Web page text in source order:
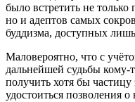
было встретить не только
но и адептов самых
буддизма, доступных
Маловероятно, что с
дальнейшей судьбы кому-
получить хотя бы
удостоиться позволения о